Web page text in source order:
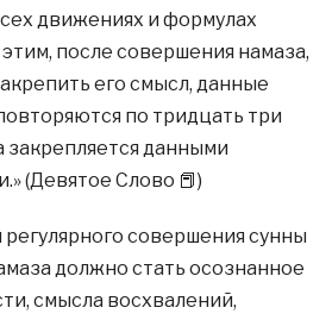
движениях и формулах
после совершения намаза,
его смысл, данные
по тридцать три
закрепляется данными
(Девятое Слово 📕)
совершения сунны
должно стать осознанное
смысла восхвалений,